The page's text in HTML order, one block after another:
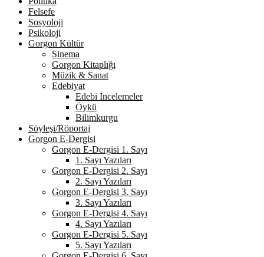
Felsefe
Sosyoloji
Psikoloji
Gorgon Kültür
Sinema
Gorgon Kitaplığı
Müzik & Sanat
Edebiyat
Edebi İncelemeler
Öykü
Bilimkurgu
Söyleşi/Röportaj
Gorgon E-Dergisi
Gorgon E-Dergisi 1. Sayı
1. Sayı Yazıları
Gorgon E-Dergisi 2. Sayı
2. Sayı Yazıları
Gorgon E-Dergisi 3. Sayı
3. Sayı Yazıları
Gorgon E-Dergisi 4. Sayı
4. Sayı Yazıları
Gorgon E-Dergisi 5. Sayı
5. Sayı Yazıları